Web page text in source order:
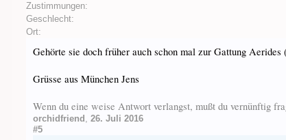
Zustimmungen:
Geschlecht:
Ort:
Gehörte sie doch früher auch schon mal zur Gattung
Grüsse aus München Jens
Wenn du eine weise Antwort verlangst, mußt du vernünftig
orchidfriend , 26. Juli 2016
#5